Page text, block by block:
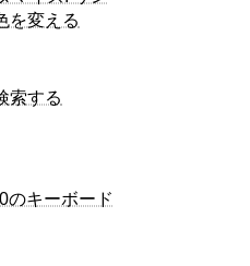
を変える
索する
のキーボード